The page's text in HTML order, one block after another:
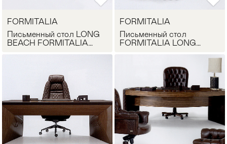
FORMITALIA
Письменный стол LONG
BEACH FORMITALIA
FORMITALIA
Письменный стол
FORMITALIA LONG